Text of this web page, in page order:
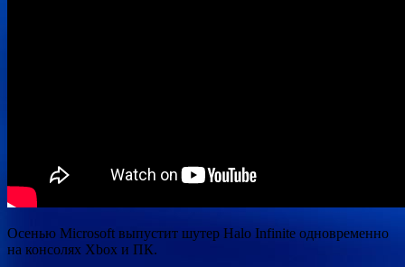
Осенью Microsoft выпустит шутер Halo Infinite одновременно
на консолях Xbox и ПК.